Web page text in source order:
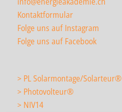
Kontaktformular
Folge uns auf Instagram
Folge uns auf Facebook
> PL Solarmontage/Solarteur®
> Photovolteur®
> NIV14